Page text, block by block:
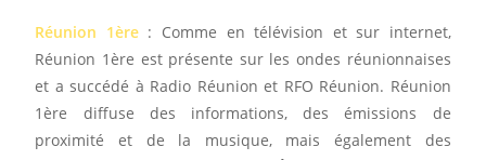
Réunion 1ère: Comme en télévision et sur internet,
Réunion 1ère est présente sur les ondes réunionnaises
et a succédé à Radio Réunion et RFO Réunion. Réunion
1ère diffuse des informations, des émissions de
proximité et de la musique, mais également des